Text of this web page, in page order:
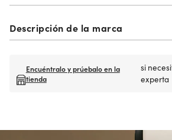
Descripción de la marca
Encuéntralo y prúebalo en la
tienda
si
experta